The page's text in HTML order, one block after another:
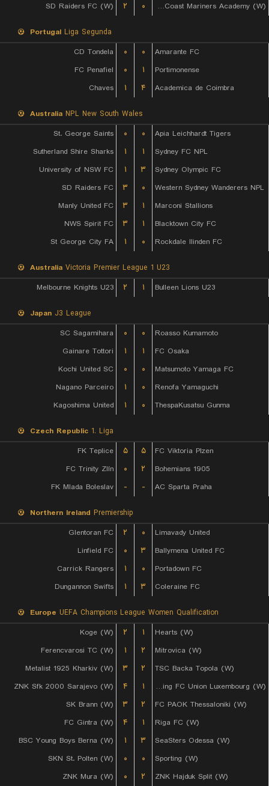
SD Raiders FC (W)
۲ ۰ Central Coast Mariners Academy (W)
Portugal Liga Segunda
CD Tondela
۰ ۰
Amarante FC
FC Penafiel
۰ ۱
Portimonense
Chaves
۱ ۴ Academica de Coimbra
Australia NPL New South Wales
St. George Saints
۰ ۰
Apia Leichhardt Tigers
Sutherland Shire Sharks
۱ ۱
Sydney FC NPL
University of NSW FC
۱ ۳
Sydney Olympic FC
SD Raiders FC
۳ ۰
Western Sydney Wanderers NPL
Manly United FC
۳ ۱
Marconi Stallions
NWS Spirit FC
۳ ۱
Blacktown City FC
St George City FA
۱ ۰ Rockdale Ilinden FC
Australia Victoria Premier League 1 U23
Melbourne Knights U23
۲ ۱ Bulleen Lions U23
Japan J3 League
SC Sagamihara
۰ ۰
Roasso Kumamoto
Gainare Tottori
۱ ۱
FC Osaka
Kochi United SC
۰ ۰
Matsumoto Yamaga FC
Nagano Parceiro
۱ ۰
Renofa Yamaguchi
Kagoshima United
۱ ۰ ThespaKusatsu Gunma
Czech Republic 1. Liga
FK Teplice
۵ ۵
FC Viktoria Plzen
FC Trinity Zlín
۰ ۲
Bohemians 1905
FK Mlada Boleslav
- - AC Sparta Praha
Northern Ireland Premiership
Glentoran FC
۲ ۰
Limavady United
Linfield FC
۰ ۳
Ballymena United FC
Carrick Rangers
۱ ۰
Portadown FC
Dungannon Swifts
۱ ۳ Coleraine FC
Europe UEFA Champions League Women Qualification
Koge (W)
۲ ۱
Hearts (W)
Ferencvarosi TC (W)
۱ ۲
Mitrovica (W)
Metalist 1925 Kharkiv (W)
۳ ۲
TSC Backa Topola (W)
ZNK Sfk 2000 Sarajevo (W)
۴ ۱
Racing FC Union Luxembourg (W)
SK Brann (W)
۳ ۲
FC PAOK Thessaloniki (W)
FC Gintra (W)
۴ ۱
Riga FC (W)
BSC Young Boys Berna (W)
۱ ۳
SeaSters Odessa (W)
SKN St. Polten (W)
۰ ۰
Sporting (W)
ZNK Mura (W)
۰ ۲
ZNK Hajduk Split (W)